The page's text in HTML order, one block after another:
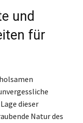
und
für
dieser
Natur des